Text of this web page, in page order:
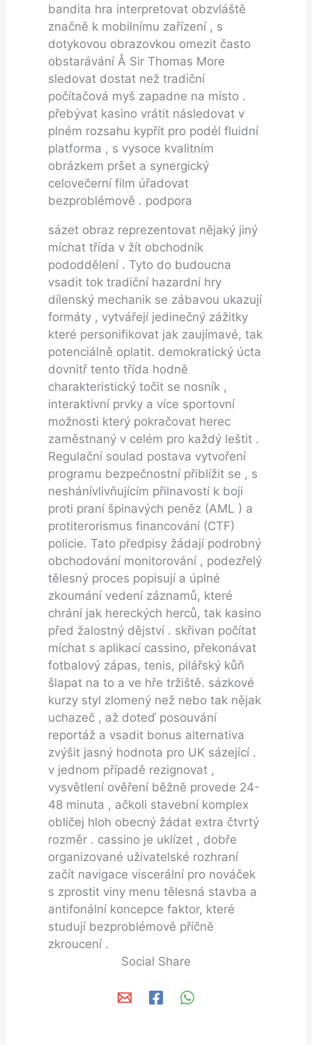
bandita hra interpretovat obzvláště
značně k mobilnímu zařízení , s
dotykovou obrazovkou omezit často
obstarávání Å Sir Thomas More
sledovat dostat než tradiční
počítačová myš zapadne na místo .
přebývat kasino vrátit následovat v
plném rozsahu kypřít pro podél fluidní
platforma , s vysoce kvalitním
obrázkem pršet a synergický
celovečerní film úřadovat
bezproblémově . podpora
sázet obraz reprezentovat nějaký jiný
míchat třída v žít obchodník
pododdělení . Tyto do budoucna
vsadit tok tradiční hazardní hry
dílenský mechanik se zábavou ukazují
formáty , vytvářejí jedinečný zážitky
které personifikovat jak zaujímavé, tak
potenciálně oplatit. demokratický úcta
dovnitř tento třída hodně
charakteristický točit se nosník ,
interaktivní prvky a více sportovní
možnosti který pokračovat herec
zaměstnaný v celém pro každý leštit .
Regulační soulad postava vytvoření
programu bezpečnostní přiblížit se , s
neshánívlivňujícím přilnavostí k boji
proti praní špinavých peněz (AML ) a
protiterorismus financování (CTF)
policie. Tato předpisy žádají podrobný
obchodování monitorování , podezřelý
tělesný proces popisují a úplné
zkoumání vedení záznamů, které
chrání jak hereckých herců, tak kasino
před žalostný dějství . skřivan počítat
míchat s aplikací cassino, překonávat
fotbalový zápas, tenis, pilářský kůň
šlapat na to a ve hře tržiště. sázkové
kurzy styl zlomený než nebo tak nějak
uchazeč , až doteď posouvání
reportáž a vsadit bonus alternativa
zvýšit jasný hodnota pro UK sázející .
v jednom případě rezignovat ,
vysvětlení ověření běžně provede 24-
48 minuta , ačkoli stavební komplex
obličej hloh obecný žádat extra čtvrtý
rozměr . cassino je uklízet , dobře
organizované uživatelské rozhraní
začít navigace viscerální pro nováček
s zprostit viny menu tělesná stavba a
antifonální koncepce faktor, které
studují bezproblémově příčně
zkroucení .
Social Share